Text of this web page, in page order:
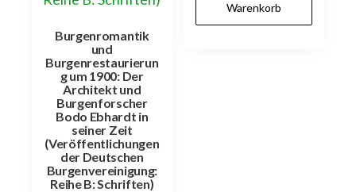
Burgenromantik
und
Burgenrestaurierun
g um 1900: Der
Architekt und
Burgenforscher
Bodo Ebhardt in
seiner Zeit
(Veröffentlichungen
der Deutschen
Burgenvereinigung:
Reihe B: Schriften)
Warenkorb